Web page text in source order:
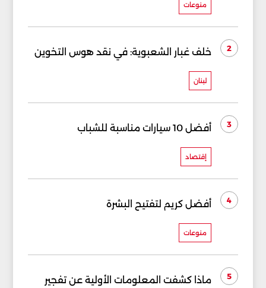
منوعات
2 خلف غبار الشعبوية: في نقد هوس التخوين
لبنان
3 أفضل 10 سيارات مناسبة للشباب
إقتصاد
4 أفضل كريم لتفتيح البشرة
منوعات
5
ماذا كشفت المعلومات الأولية عن تفجير